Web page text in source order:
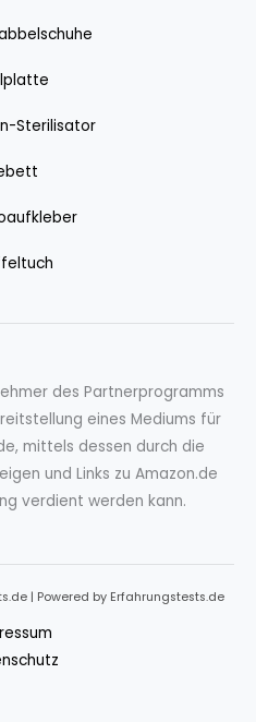
Sterilisator
des Partnerprogramms
eines Mediums für
mittels dessen durch die
und Links zu Amazon.de
verdient werden kann.
| Powered by Erfahrungstests.de